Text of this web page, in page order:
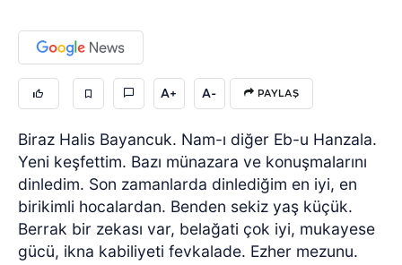
A+ A- PAYLAŞ
Biraz Halis Bayancuk. Nam-ı diğer Eb-u Hanzala.
Yeni keşfettim. Bazı münazara ve konuşmalarını
dinledim. Son zamanlarda dinlediğim en iyi, en
birikimli hocalardan. Benden sekiz yaş küçük.
Berrak bir zekası var, belağati çok iyi, mukayese
gücü, ikna kabiliyeti fevkalade. Ezher mezunu.